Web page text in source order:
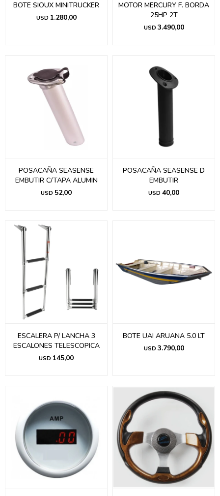
BOTE SIOUX MINITRUCKER
USD 1.280,00
MOTOR MERCURY F. BORDA
25HP 2T
USD 3.490,00
POSACAÑA SEASENSE
EMBUTIR C/TAPA ALUMIN
USD 52,00
POSACAÑA SEASENSE D
EMBUTIR
USD 40,00
ESCALERA P/ LANCHA 3
ESCALONES TELESCOPICA
USD 145,00
BOTE UAI ARUANA 5.0 LT
USD 3.790,00